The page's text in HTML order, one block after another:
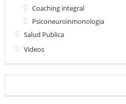
Coaching integral
Psiconeuroinmonologia
Salud Publica
Videos